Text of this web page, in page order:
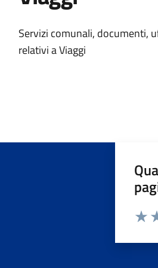
Dettagli
Servizi comunali, documenti,
relativi a Viaggi